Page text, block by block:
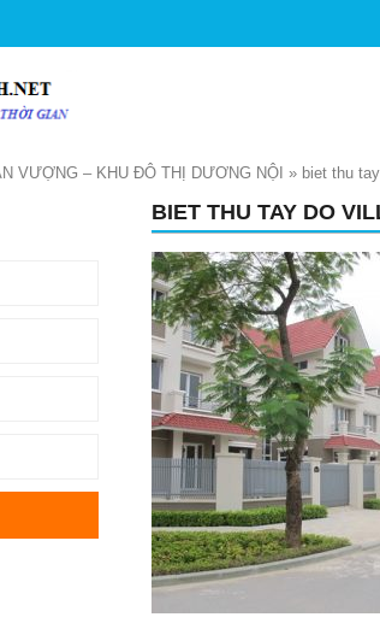
VƯỢNG – KHU ĐÔ THỊ DƯƠNG NỘI » biet thu
BIET THU TAY DO